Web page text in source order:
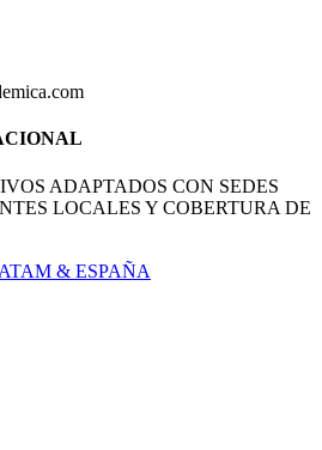
ADAPTADOS CON SEDES
LOCALES Y COBERTURA DE
& ESPAÑA